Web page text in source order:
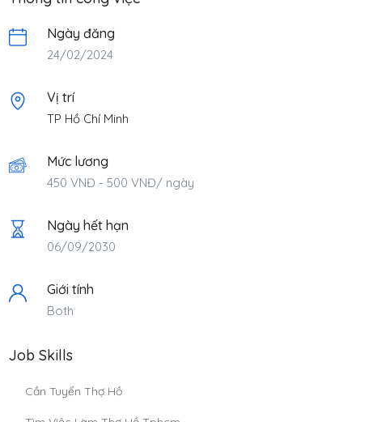
Ngày đăng
24/02/2024
Vị trí
TP Hồ Chí Minh
Mức lương
450 VNĐ - 500 VNĐ/ ngày
Ngày hết hạn
06/09/2030
Giới tính
Both
Job Skills
Cần Tuyển Thợ Hồ